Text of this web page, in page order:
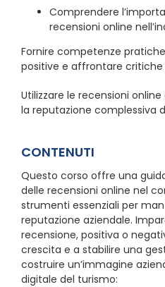
Comprendere
recensioni online
Fornire competenze
positive e affrontare
Utilizzare le recensioni
la reputazione complessiva
CONTENUTI
Questo corso offre una
delle recensioni online nel
strumenti essenziali per
reputazione aziendale.
recensione, positiva o
crescita e a stabilire una
costruire un’immagine
digitale del turismo: